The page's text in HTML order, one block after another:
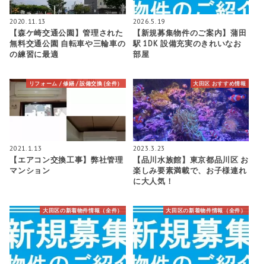
2020.11.13
【森ケ崎交通公園】管理された
無料交通公園 自転車や三輪車の
の練習に最適
2026.5.19
【新規募集物件のご案内】蒲田
駅 1DK 設備充実のきれいなお
部屋
リフォーム / 修繕 / 設備交換 (全件）
2021.1.13
【エアコン交換工事】弊社管理
マンション
大田区 おすすめ情報
2023.3.23
【品川水族館】東京都品川区 お
楽しみ要素満載で、お子様連れ
に大人気！
大田区の新着物件情報（全件） 大田区の新着物件情報（全件）